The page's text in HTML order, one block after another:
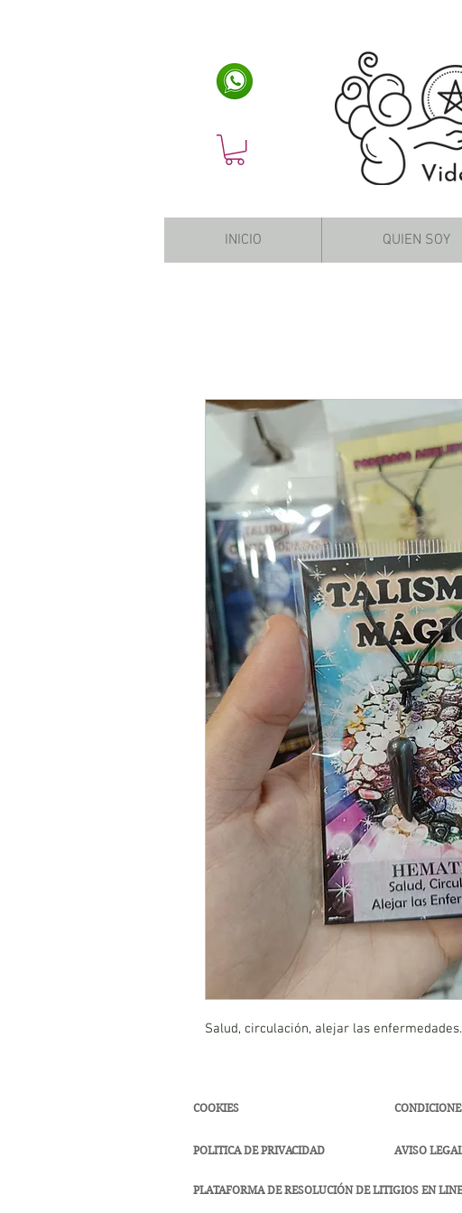
INICIO QUIEN SOY
Salud, circulación, alejar las enfermedades.
COOKIES
POLITICA DE PRIVACIDAD AVISO
PLATAFORMA DE RESOLUCIÓN DE LITIGIOS EN